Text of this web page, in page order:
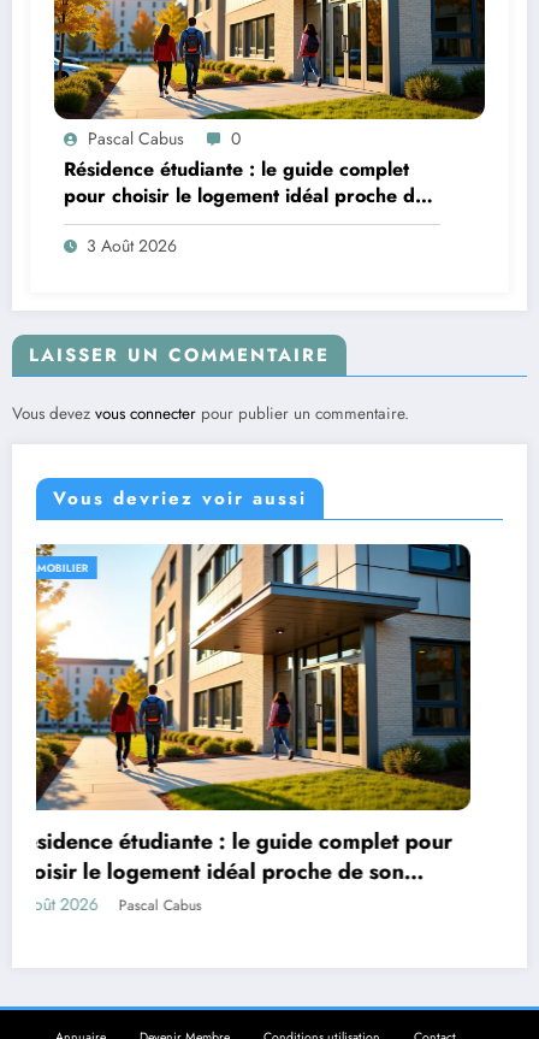
Pascal Cabus 0
Résidence étudiante : le guide complet
pour choisir le logement idéal proche de
son campus
3 Août 2026
LAISSER UN COMMENTAIRE
Vous devez vous connecter pour publier un commentaire.
Vous devriez voir aussi
complet pour
de son
PRATIQUE
L’impact de l’actualité